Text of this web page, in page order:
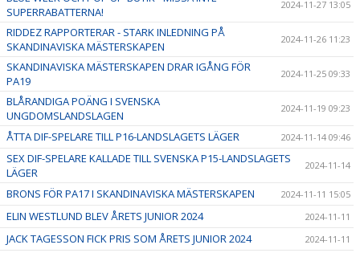
SUPERRABATTERNA!
2024-11-27 13:05
RIDDEZ RAPPORTERAR - STARK INLEDNING PÅ
SKANDINAVISKA MÄSTERSKAPEN
2024-11-26 11:23
SKANDINAVISKA MÄSTERSKAPEN DRAR IGÅNG FÖR
PA19
2024-11-25 09:33
BLÅRANDIGA POÄNG I SVENSKA
UNGDOMSLANDSLAGEN
2024-11-19 09:23
ÅTTA DIF-SPELARE TILL P16-LANDSLAGETS LÄGER 2024-11-14 09:46
SEX DIF-SPELARE KALLADE TILL SVENSKA P15-LANDSLAGETS
LÄGER
2024-11-14
BRONS FÖR PA17 I SKANDINAVISKA MÄSTERSKAPEN 2024-11-11 15:05
ELIN WESTLUND BLEV ÅRETS JUNIOR 2024 2024-11-11
JACK TAGESSON FICK PRIS SOM ÅRETS JUNIOR 2024 2024-11-11